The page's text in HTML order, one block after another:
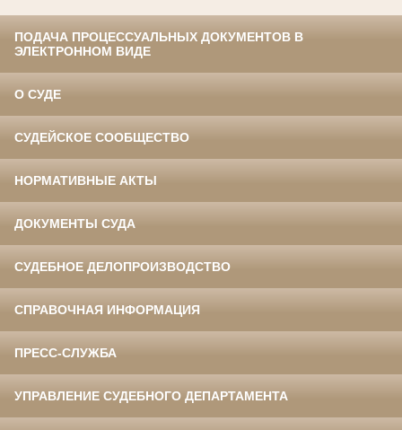
ПОДАЧА ПРОЦЕССУАЛЬНЫХ ДОКУМЕНТОВ В
ЭЛЕКТРОННОМ ВИДЕ
О СУДЕ
СУДЕЙСКОЕ СООБЩЕСТВО
НОРМАТИВНЫЕ АКТЫ
ДОКУМЕНТЫ СУДА
СУДЕБНОЕ ДЕЛОПРОИЗВОДСТВО
СПРАВОЧНАЯ ИНФОРМАЦИЯ
ПРЕСС-СЛУЖБА
УПРАВЛЕНИЕ СУДЕБНОГО ДЕПАРТАМЕНТА